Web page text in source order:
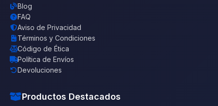
Blog
FAQ
Aviso de Privacidad
Términos y Condiciones
Código de Ética
Política de Envíos
Devoluciones
Productos Destacados